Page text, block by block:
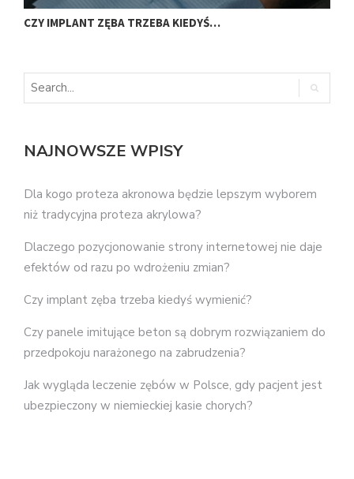
CZY IMPLANT ZĘBA TRZEBA KIEDYŚ…
NAJNOWSZE WPISY
Dla kogo proteza akronowa będzie lepszym wyborem
niż tradycyjna proteza akrylowa?
Dlaczego pozycjonowanie strony internetowej nie daje
efektów od razu po wdrożeniu zmian?
Czy implant zęba trzeba kiedyś wymienić?
Czy panele imitujące beton są dobrym rozwiązaniem do
przedpokoju narażonego na zabrudzenia?
Jak wygląda leczenie zębów w Polsce, gdy pacjent jest
ubezpieczony w niemieckiej kasie chorych?